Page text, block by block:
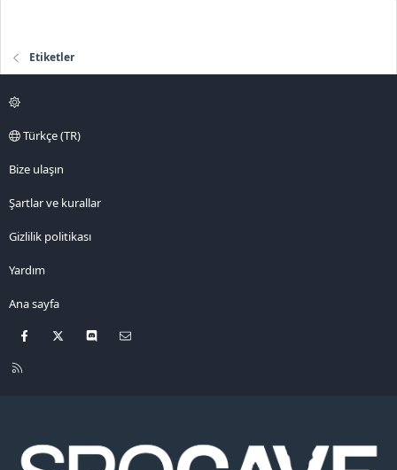
Etiketler
Türkçe (TR)
Bize ulaşın
Şartlar ve kurallar
Gizlilik politikası
Yardım
Ana sayfa
Facebook Discord
R